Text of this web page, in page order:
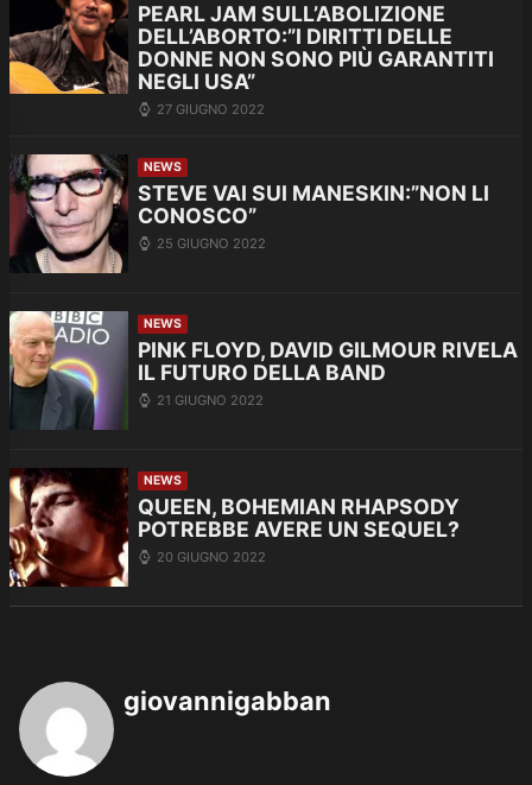
PEARL JAM SULL’ABOLIZIONE
DELL’ABORTO:”I DIRITTI DELLE
DONNE NON SONO PIÙ GARANTITI
NEGLI USA”
27 GIUGNO 2022
NEWS
STEVE VAI SUI MANESKIN:”NON LI
CONOSCO”
25 GIUGNO 2022
NEWS
PINK FLOYD, DAVID GILMOUR RIVELA
IL FUTURO DELLA BAND
21 GIUGNO 2022
NEWS
QUEEN, BOHEMIAN RHAPSODY
POTREBBE AVERE UN SEQUEL?
20 GIUGNO 2022
giovannigabban